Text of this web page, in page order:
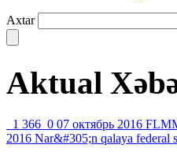
Axtar
Aktual
1 366 0 07 октябрь 2016
2016 Nar&#305;n qalaya federal